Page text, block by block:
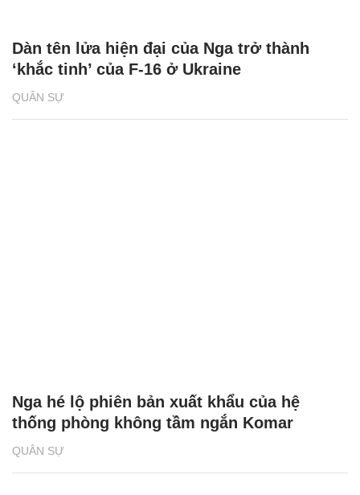
QUÂN SỰ
Dàn tên lửa hiện đại của Nga trở thành
‘khắc tinh’ của F-16 ở Ukraine
QUÂN SỰ
Nga hé lộ phiên bản xuất khẩu của hệ
thống phòng không tầm ngắn Komar